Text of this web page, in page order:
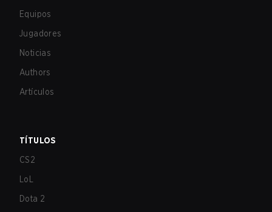
Equipos
Jugadores
Noticias
Authors
Artículos
TÍTULOS
CS2
LoL
Dota 2